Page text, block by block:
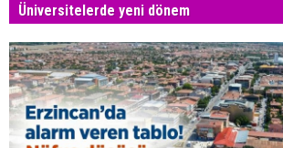
Üniversitelerde yeni dönem